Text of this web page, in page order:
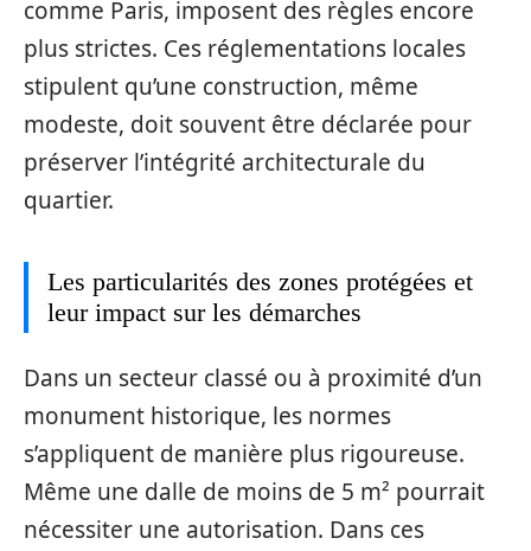
comme Paris, imposent des règles encore
plus strictes. Ces réglementations locales
stipulent qu’une construction, même
modeste, doit souvent être déclarée pour
préserver l’intégrité architecturale du
quartier.
Les particularités des zones protégées et
leur impact sur les démarches
Dans un secteur classé ou à proximité d’un
monument historique, les normes
s’appliquent de manière plus rigoureuse.
Même une dalle de moins de 5 m² pourrait
nécessiter une autorisation. Dans ces